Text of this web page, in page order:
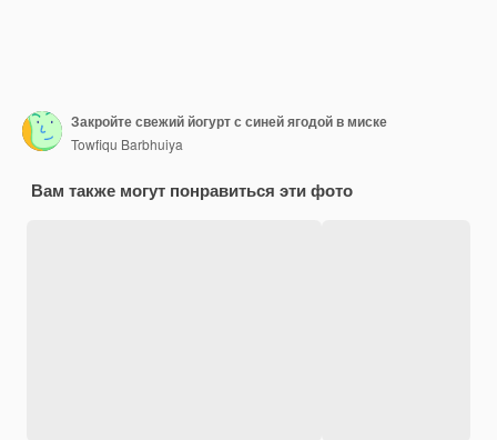
Закройте свежий йогурт с синей ягодой в миске
Towfiqu Barbhuiya
Вам также могут понравиться эти фото